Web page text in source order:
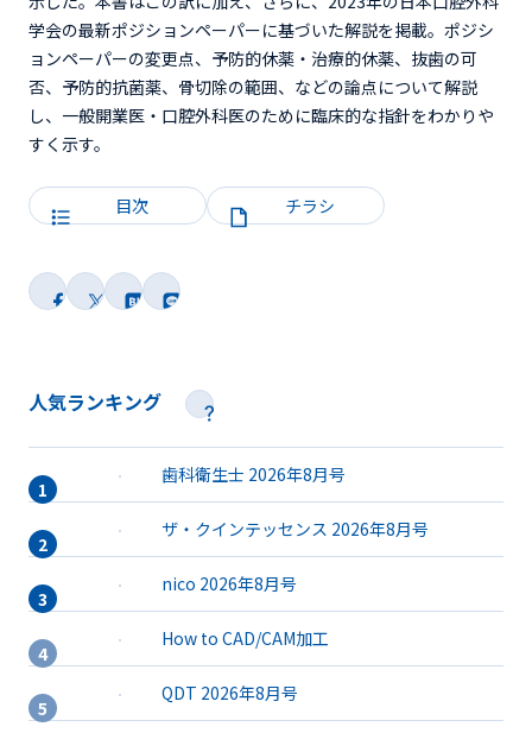
学会の最新ポジションペーパーに基づいた解説を掲載。ポジシ
ョンペーパーの変更点、予防的休薬・治療的休薬、抜歯の可
否、予防的抗菌薬、骨切除の範囲、などの論点について解説
し、一般開業医・口腔外科医のために臨床的な指針をわかりや
すく示す。
目次 チラシ
人気ランキング
歯科衛生士 2026年8月号
ザ・クインテッセンス 2026年8月号
nico 2026年8月号
How to CAD/CAM加工
QDT 2026年8月号